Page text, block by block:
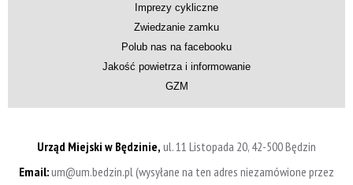
Imprezy cykliczne
Zwiedzanie zamku
Polub nas na facebooku
Jakość powietrza i informowanie
GZM
Urząd Miejski w Będzinie, ul. 11 Listopada 20, 42-500 Będzin
Email:um@um.bedzin.pl (wysyłane na ten adres niezamówione przez